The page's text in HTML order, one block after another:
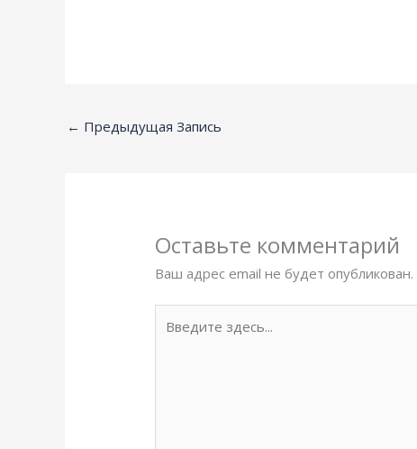
← Предыдущая Запись
Оставьте комментарий
Ваш адрес email не будет опубликован.
здесь...